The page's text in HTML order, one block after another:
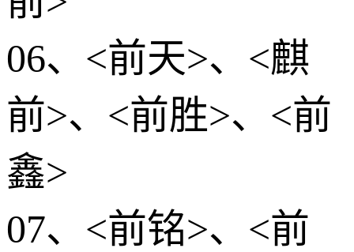
06、<前天>、<麒
前>、<前胜>、<前
鑫>
07、<前铭>、<前